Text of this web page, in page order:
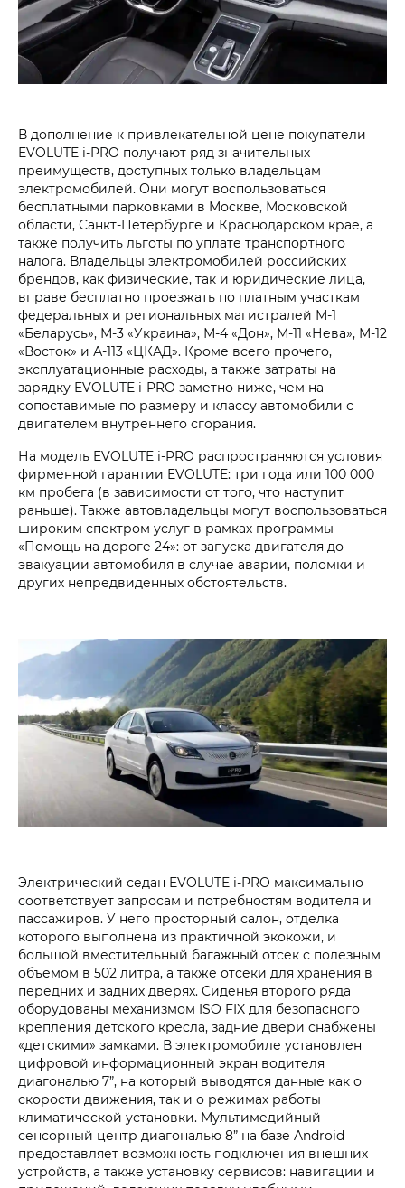
В дополнение к привлекательной цене покупатели
EVOLUTE i‑PRO получают ряд значительных
преимуществ, доступных только владельцам
электромобилей. Они могут воспользоваться
бесплатными парковками в Москве, Московской
области, Санкт-Петербурге и Краснодарском крае, а
также получить льготы по уплате транспортного
налога. Владельцы электромобилей российских
брендов, как физические, так и юридические лица,
вправе бесплатно проезжать по платным участкам
федеральных и региональных магистралей М-1
«Беларусь», М-3 «Украина», М-4 «Дон», М-11 «Нева», М-12
«Восток» и А-113 «ЦКАД». Кроме всего прочего,
эксплуатационные расходы, а также затраты на
зарядку EVOLUTE i‑PRO заметно ниже, чем на
сопоставимые по размеру и классу автомобили с
двигателем внутреннего сгорания.
На модель EVOLUTE i‑PRO распространяются условия
фирменной гарантии EVOLUTE: три года или 100 000
км пробега (в зависимости от того, что наступит
раньше). Также автовладельцы могут воспользоваться
широким спектром услуг в рамках программы
«Помощь на дороге 24»: от запуска двигателя до
эвакуации автомобиля в случае аварии, поломки и
других непредвиденных обстоятельств.
Электрический седан EVOLUTE i‑PRO максимально
соответствует запросам и потребностям водителя и
пассажиров. У него просторный салон, отделка
которого выполнена из практичной экокожи, и
большой вместительный багажный отсек с полезным
объемом в 502 литра, а также отсеки для хранения в
передних и задних дверях. Сиденья второго ряда
оборудованы механизмом ISO FIX для безопасного
крепления детского кресла, задние двери снабжены
«детскими» замками. В электромобиле установлен
цифровой информационный экран водителя
диагональю 7”, на который выводятся данные как о
скорости движения, так и о режимах работы
климатической установки. Мультимедийный
сенсорный центр диагональю 8” на базе Android
предоставляет возможность подключения внешних
устройств, а также установку сервисов: навигации и